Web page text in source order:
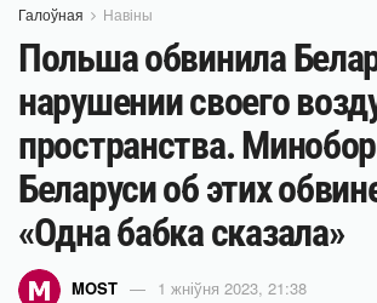
Галоўная Навіны
Польша обвинила
нарушении своего
пространства.
Беларуси об этих
«Одна бабка сказала»
MOST 1 жніўня 2023, 21:38